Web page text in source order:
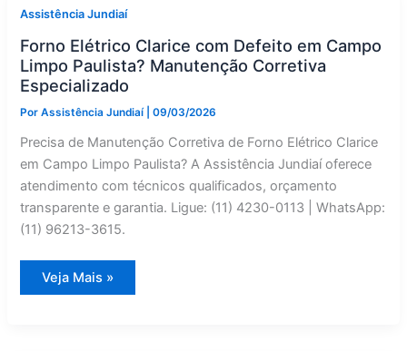
—
Assistência
Jundiaí
Assistência Jundiaí
Forno Elétrico Clarice com Defeito em Campo
Limpo Paulista? Manutenção Corretiva
Especializado
PorAssistência Jundiaí |09/03/2026
Precisa de Manutenção Corretiva de Forno Elétrico Clarice
em Campo Limpo Paulista? A Assistência Jundiaí oferece
atendimento com técnicos qualificados, orçamento
transparente e garantia. Ligue: (11) 4230-0113 | WhatsApp:
(11) 96213-3615.
Forno
Elétrico
Veja Mais »